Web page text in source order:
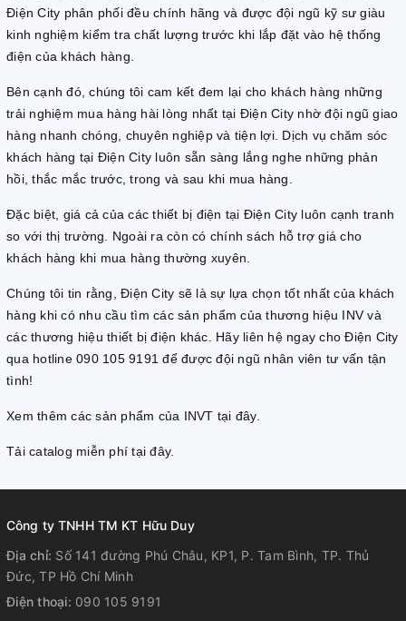
Điện City phân phối đều chính hãng và được đội ngũ kỹ sư giàu
kinh nghiệm kiểm tra chất lượng trước khi lắp đặt vào hệ thống
điện của khách hàng.
Bên cạnh đó, chúng tôi cam kết đem lại cho khách hàng những
trải nghiệm mua hàng hài lòng nhất tại Điện City nhờ đội ngũ giao
hàng nhanh chóng, chuyên nghiệp và tiện lợi. Dịch vụ chăm sóc
khách hàng tại Điện City luôn sẵn sàng lắng nghe những phản
hồi, thắc mắc trước, trong và sau khi mua hàng.
Đặc biệt, giá cả của các thiết bị điện tại Điện City luôn cạnh tranh
so với thị trường. Ngoài ra còn có chính sách hỗ trợ giá cho
khách hàng khi mua hàng thường xuyên.
Chúng tôi tin rằng, Điện City sẽ là sự lựa chọn tốt nhất của khách
hàng khi có nhu cầu tìm các sản phẩm của thương hiệu INV và
các thương hiệu thiết bị điện khác. Hãy liên hệ ngay cho Điện City
qua hotline 090 105 9191 để được đội ngũ nhân viên tư vấn tận
tình!
Xem thêm các sản phẩm của INVT tại đây.
Tải catalog miễn phí tại đây.
Công ty TNHH TM KT Hữu Duy
Địa chỉ: Số 141 đường Phú Châu, KP1, P. Tam Bình, TP. Thủ
Đức, TP Hồ Chí Minh
Điện thoại: 090 105 9191